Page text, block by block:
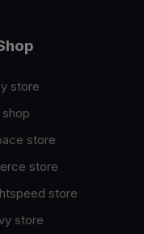
store
store
store
store
store